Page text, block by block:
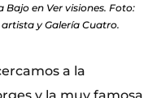
Bajo en Ver visiones. Foto:
y Galería Cuatro.
a la